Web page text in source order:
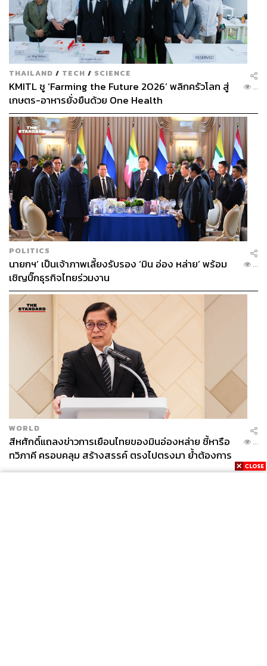
THAILAND / TECH / SCIENCE
KMITL ชู ‘Farming the Future 2026’ พลิกครัวโลก สู่
เกษตร-อาหารยั่งยืนด้วย One Health
...
POLITICS
นายกฯ’ เป็นเจ้าภาพเลี้ยงรับรอง ‘มิน อ่อง หล่าย’ พร้อม
เชิญบิ๊กธุรกิจไทยร่วมงาน
...
WORLD
สีหศักดิ์แถลงข่าวการเยือนไทยของมินอ่องหล่าย ชี้หารือ
ทวิภาคี ครอบคลุม สร้างสรรค์ ตรงไปตรงมา ย้ำต้องการ
ให้เมียนมากลับสู่อาเซียน
...